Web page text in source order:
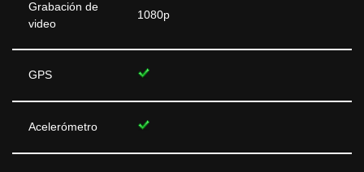
Grabación de
video
1080p
GPS
Acelerómetro